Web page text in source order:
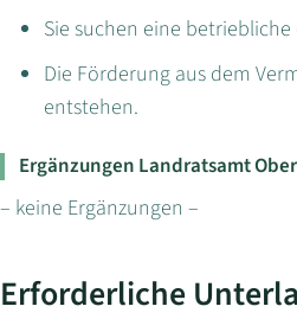
Sie suchen eine
Die Förderung aus dem
entstehen.
Ergänzungen Landratsamt
– keine Ergänzungen –
Erforderliche